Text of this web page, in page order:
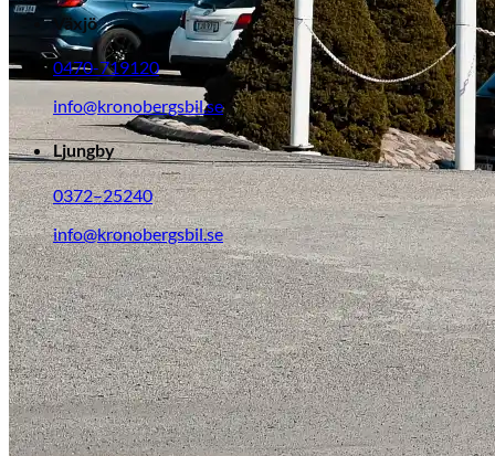
Växjö
0470-719120
info@kronobergsbil.se
Ljungby
0372–25240
info@kronobergsbil.se